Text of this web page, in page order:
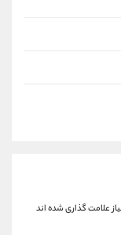
علامت گذاری شده اند